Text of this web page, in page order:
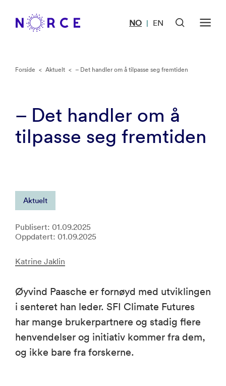
NO | EN
Forside < Aktuelt < – Det handler om å tilpasse seg fremtiden
– Det handler om å
tilpasse seg fremtiden
Aktuelt
Publisert: 01.09.2025
Oppdatert: 01.09.2025
Katrine Jaklin
Øyvind Paasche er fornøyd med utviklingen
i senteret han leder. SFI Climate Futures
har mange brukerpartnere og stadig flere
henvendelser og initiativ kommer fra dem,
og ikke bare fra forskerne.